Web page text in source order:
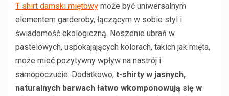
T shirt damski miętowy może być uniwersalnym
elementem garderoby, łączącym w sobie styl i
świadomość ekologiczną. Noszenie ubrań w
pastelowych, uspokajających kolorach, takich jak mięta,
może mieć pozytywny wpływ na nastrój i
samopoczucie. Dodatkowo, t-shirty w jasnych,
naturalnych barwach łatwo wkomponowują się w